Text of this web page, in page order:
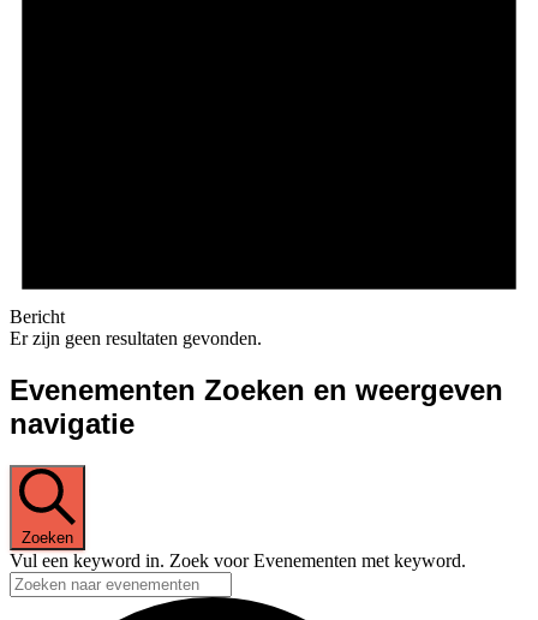
Bericht
Er zijn geen resultaten gevonden.
Evenementen Zoeken en weergeven
navigatie
Zoeken
Vul een keyword in. Zoek voor Evenementen met keyword.